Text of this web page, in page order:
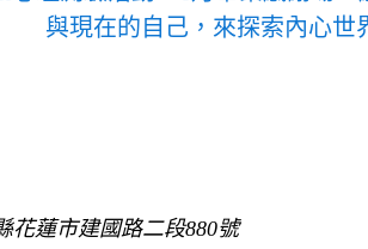
與現在的自己，來探索內心世
花蓮市建國路二段880號